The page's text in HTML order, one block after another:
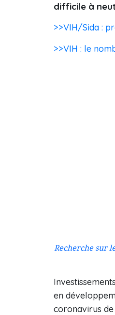
difficile à
>>VIH/Sida :
>>VIH : le
Recherche sur
en
coronavirus